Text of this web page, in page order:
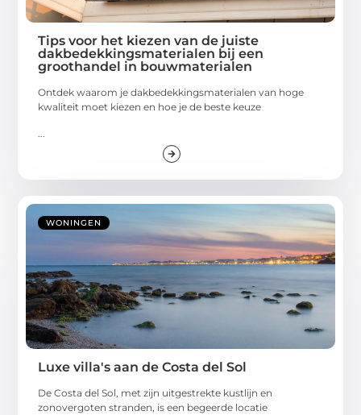
Tips voor het kiezen van de juiste
dakbedekkingsmaterialen bij een
groothandel in bouwmaterialen
Ontdek waarom je dakbedekkingsmaterialen van hoge
kwaliteit moet kiezen en hoe je de beste keuze
WONINGEN
Luxe villa's aan de Costa del Sol
De Costa del Sol, met zijn uitgestrekte kustlijn en
zonovergoten stranden, is een begeerde locatie